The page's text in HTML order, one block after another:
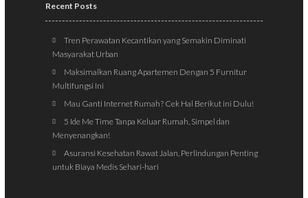
Recent Posts
Tren Perawatan Kecantikan yang Semakin Diminati
Masyarakat Urban
Maksimalkan Ruang Apartemen Dengan 5 Furnitur
Multifungsi Ini
Mau Ganti Internet Rumah? Cek Hal Berikut ini Dulu!
5 Ide Me Time Tanpa Keluar Rumah, Simpel dan
Menyenangkan!
Asuransi Kesehatan Rawat Jalan, Perlindungan Penting
untuk Biaya Medis Sehari-hari